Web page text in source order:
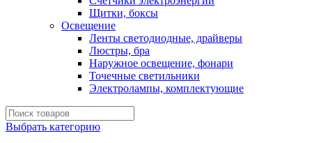
Щитки, боксы
Освещение
Ленты светодиодные, драйверы
Люстры, бра
Наружное освещение, фонари
Точечные светильники
Электролампы, комплектующие
Выбрать категорию